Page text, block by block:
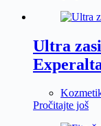
Ultra
Pročitajte još